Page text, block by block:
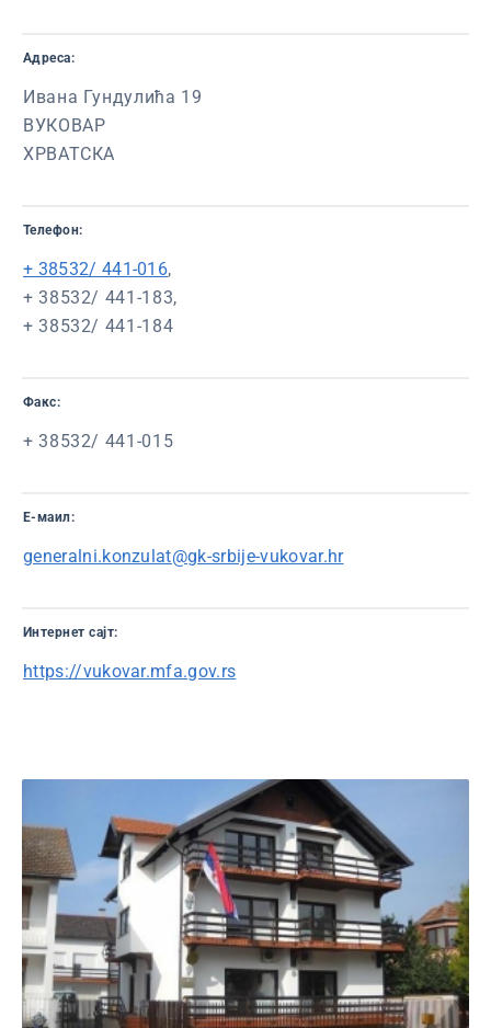
Адреса:
Ивана Гундулића 19
ВУКОВАР
ХРВАТСКА
Телефон:
+ 38532/ 441-016,
+ 38532/ 441-183,
+ 38532/ 441-184
Факс:
+ 38532/ 441-015
Е-маил:
generalni.konzulat@gk-srbije-vukovar.hr
Интернет сајт:
https://vukovar.mfa.gov.rs